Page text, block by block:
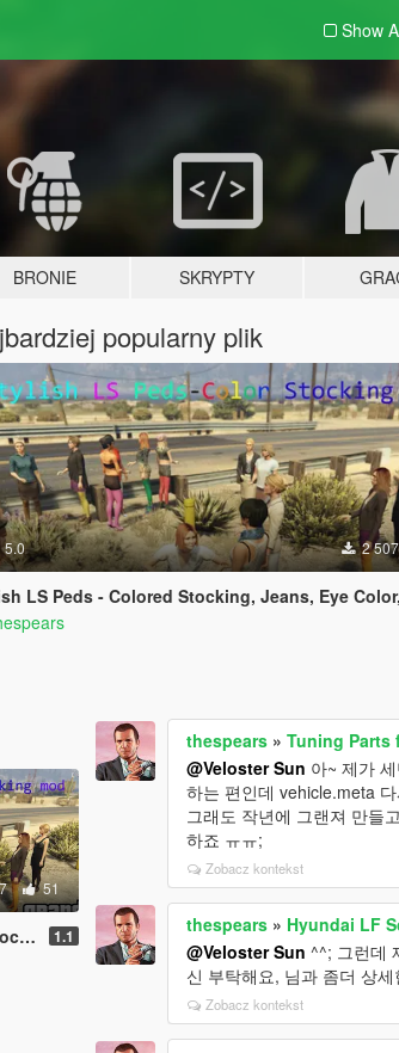
Show
BRONIE SKRYPTY
popularny plik
5.0 2
Peds - Colored Stocking, Jeans, Eye Color, Makeup(include
51
1.1
thespears »Tuning Parts
@Veloster Sun 아~ 제가
하는 편인데 vehicle.meta
그래도 작년에 그랜져 만들
하죠 ㅠㅠ;
Zobacz kontekst
thespears » Hyundai LF
@Veloster Sun ^^; 그런데
신 부탁해요, 님과 좀더 상
Zobacz kontekst